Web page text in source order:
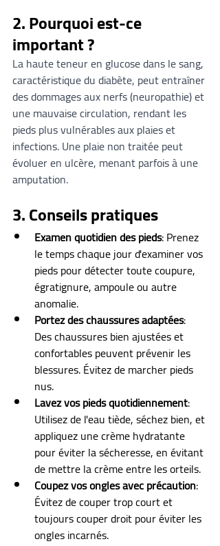
2. Pourquoi est-ce
important ?
La haute teneur en glucose dans le sang,
caractéristique du diabète, peut entraîner
des dommages aux nerfs (neuropathie) et
une mauvaise circulation, rendant les
pieds plus vulnérables aux plaies et
infections. Une plaie non traitée peut
évoluer en ulcère, menant parfois à une
amputation.
3. Conseils pratiques
Examen quotidien des pieds: Prenez
le temps chaque jour d'examiner vos
pieds pour détecter toute coupure,
égratignure, ampoule ou autre
anomalie.
Portez des chaussures adaptées:
Des chaussures bien ajustées et
confortables peuvent prévenir les
blessures. Évitez de marcher pieds
nus.
Lavez vos pieds quotidiennement:
Utilisez de l'eau tiède, séchez bien, et
appliquez une crème hydratante
pour éviter la sécheresse, en évitant
de mettre la crème entre les orteils.
Coupez vos ongles avec précaution:
Évitez de couper trop court et
toujours couper droit pour éviter les
ongles incarnés.